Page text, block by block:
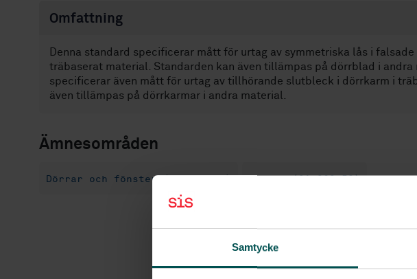
Samtycke
Omfattning
Denna standard specificerar mått för urtag av symmetriska lås i
träbaserat material. Standarden kan även tillämpas på dörrblad i andra
specificerar även mått för urtag av tillhörande slutbleck i dörrkarm i
även tillämpas på dörrkarmar i andra material.
Ämnesområden
Dörrar och fönster (91.060.50) Dörrar (91.060.52)